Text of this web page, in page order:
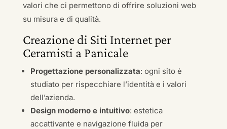
valori che ci permettono di offrire soluzioni web
su misura e di qualità.
Creazione di Siti Internet per
Ceramisti a Panicale
Progettazione personalizzata: ogni sito è
studiato per rispecchiare l’identità e i valori
dell’azienda.
Design moderno e intuitivo: estetica
accattivante e navigazione fluida per